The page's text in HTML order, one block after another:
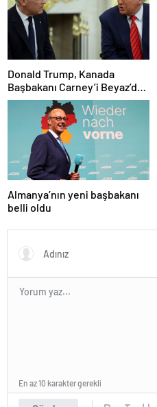
Donald Trump, Kanada
Başbakanı Carney’i Beyaz’da
ağırladı
Almanya’nın yeni başbakanı
belli oldu
En az 10 karakter gerekli